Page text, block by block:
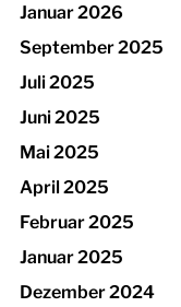
Januar 2026
September 2025
Juli 2025
Juni 2025
Mai 2025
April 2025
Februar 2025
Januar 2025
Dezember 2024